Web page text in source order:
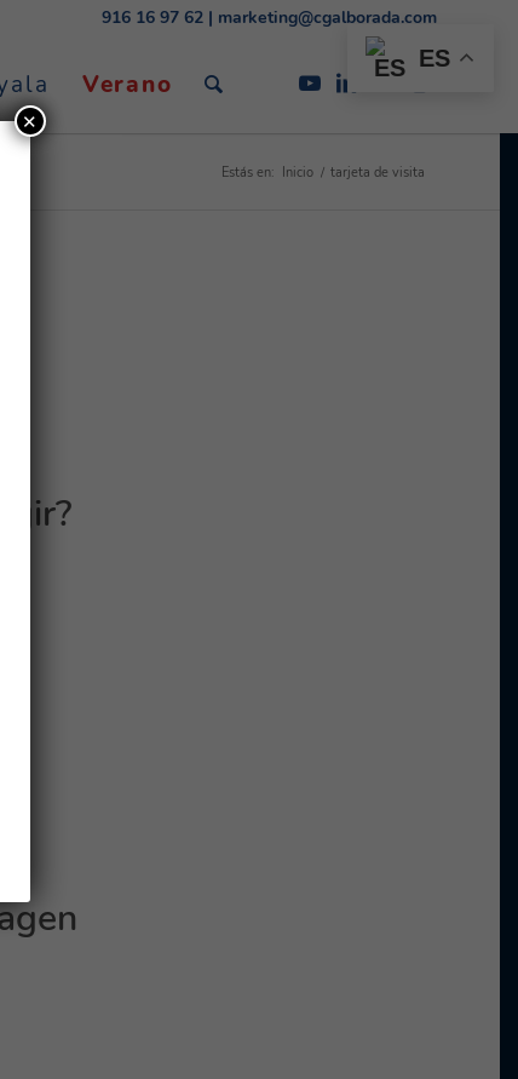
916 16 97 62 | marketing@cgalborada.com
Verano
Estás en: Inicio / tarjeta de visita
ES
✕